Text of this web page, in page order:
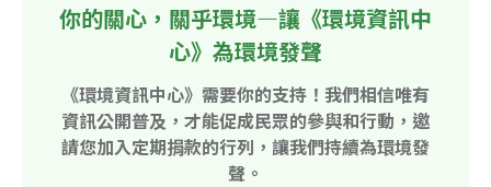
你的關心，關乎環境—讓《環境資訊中
心》為環境發聲
《環境資訊中心》需要你的支持！我們相信唯有
資訊公開普及，才能促成民眾的參與和行動，邀
請您加入定期捐款的行列，讓我們持續為環境發
聲。